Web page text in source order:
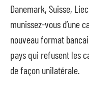
Danemark, Suisse,
munissez-vous d’une
nouveau format
pays qui refusent les
de façon unilatérale.